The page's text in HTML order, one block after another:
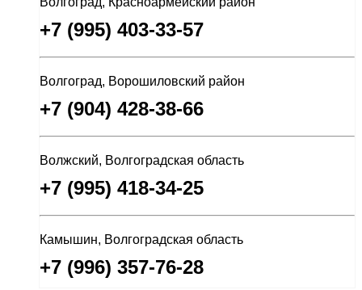
+7 (995) 403-33-57
Волгоград, Ворошиловский район
+7 (904) 428-38-66
Волжский, Волгоградская область
+7 (995) 418-34-25
Камышин, Волгоградская область
+7 (996) 357-76-28